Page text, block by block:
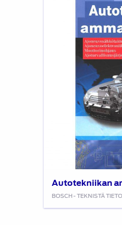
Autotekniikan
BOSCH - TEKNISTÄ